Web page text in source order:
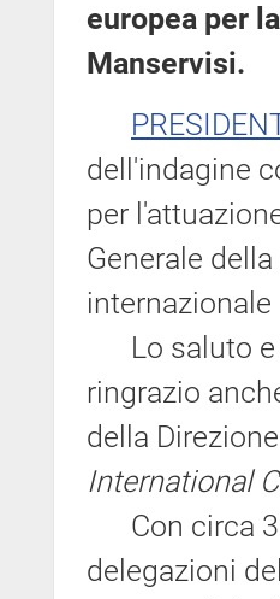
europea per
Manservisi.
dell'indagine
per
Generale
Lo saluto e
ringrazio
della
International
Con circa
delegazioni